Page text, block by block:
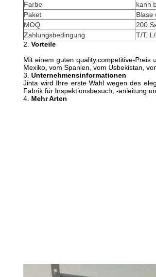
Farbe
kann
Paket
Blase
MOQ
200
Zahlungsbedingung
T/T,
2. Vorteile
Mit einem guten quality.competitive-
Mexiko, vom Spanien, vom Usbekistan,
3. Unternehmensinformationen
Jinta wird Ihre erste Wahl wegen des
Fabrik für Inspektionsbesuch, -anleitung
4. Mehr Arten